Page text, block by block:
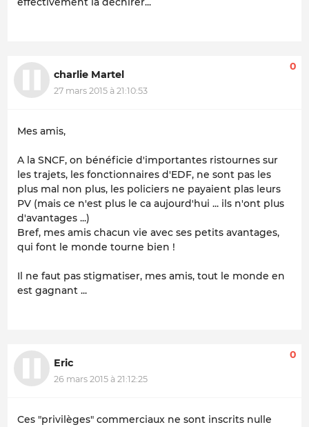
charlie Martel
27 mars 2015 à 21:10:53
0
Mes amis,
A la SNCF, on bénéficie d'importantes ristournes sur
les trajets, les fonctionnaires d'EDF, ne sont pas les
plus mal non plus, les policiers ne payaient plas leurs
PV (mais ce n'est plus le ca aujourd'hui ... ils n'ont plus
d'avantages ...)
Bref, mes amis chacun vie avec ses petits avantages,
qui font le monde tourne bien !
Il ne faut pas stigmatiser, mes amis, tout le monde en
est gagnant ...
Eric
26 mars 2015 à 21:12:25
0
Ces "privilèges" commerciaux ne sont inscrits nulle